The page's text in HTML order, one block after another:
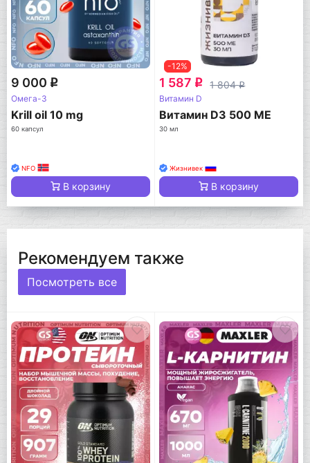
9 000 q
Омега-3
Krill oil 10 mg
60 капсул
NFO
В корзину
-12%
1 587 q 1 804q
Витамин D
Витамин D3 500 МЕ
30 мл
Жизнивек
В корзину
Рекомендуем также
Посмотреть все